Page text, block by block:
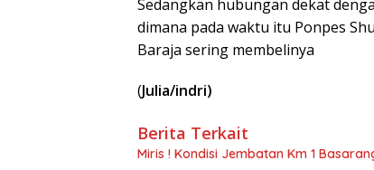
Sedangkan hubungan dekat
dimana pada waktu itu Ponpes
Baraja sering membelinya
(Julia/indri)
Berita Terkait
Miris ! Kondisi Jembatan Km 1